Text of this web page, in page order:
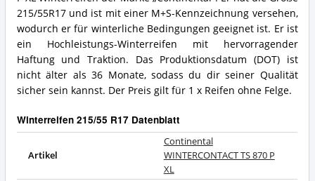
215/55R17 und ist mit einer M+S-Kennzeichnung versehen,
wodurch er für winterliche Bedingungen geeignet ist. Er ist
ein Hochleistungs-Winterreifen mit hervorragender
Haftung und Traktion. Das Produktionsdatum (DOT) ist
nicht älter als 36 Monate, sodass du dir seiner Qualität
sicher sein kannst. Der Preis gilt für 1 x Reifen ohne Felge.
Winterreifen 215/55 R17 Datenblatt
Artikel
Continental
WINTERCONTACT TS 870 P
XL